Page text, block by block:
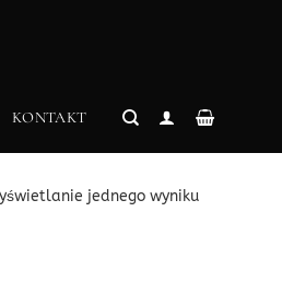
KONTAKT
jednego wyniku